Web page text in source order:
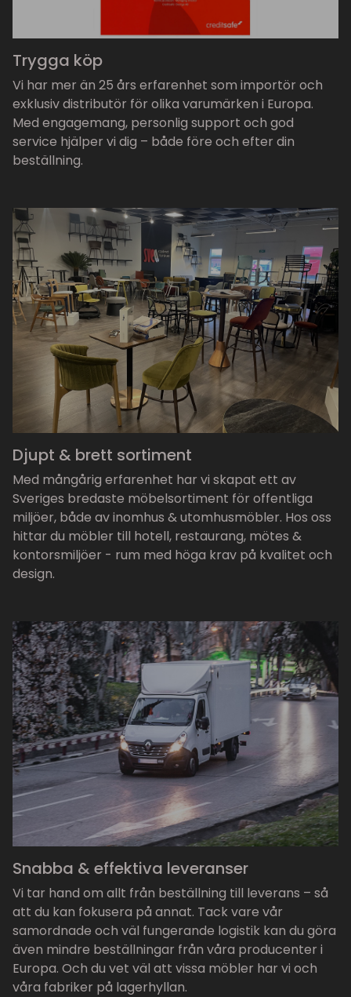
Trygga köp
Vi har mer än 25 års erfarenhet som importör och
exklusiv distributör för olika varumärken i Europa.
Med engagemang, personlig support och god
service hjälper vi dig – både före och efter din
beställning.
Djupt & brett sortiment
Med mångårig erfarenhet har vi skapat ett av
Sveriges bredaste möbelsortiment för offentliga
miljöer, både av inomhus & utomhusmöbler. Hos oss
hittar du möbler till hotell, restaurang, mötes &
kontorsmiljöer - rum med höga krav på kvalitet och
design.
Snabba & effektiva leveranser
Vi tar hand om allt från beställning till leverans – så
att du kan fokusera på annat. Tack vare vår
samordnade och väl fungerande logistik kan du göra
även mindre beställningar från våra producenter i
Europa. Och du vet väl att vissa möbler har vi och
våra fabriker på lagerhyllan.